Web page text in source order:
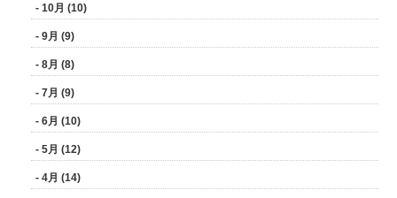
- 10月 (10)
- 9月 (9)
- 8月 (8)
- 7月 (9)
- 6月 (10)
- 5月 (12)
- 4月 (14)